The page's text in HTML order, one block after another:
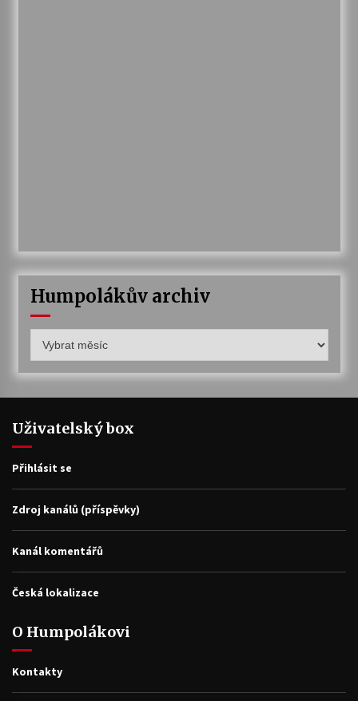
Humpolákův archiv
archiv
Uživatelský box
Přihlásit se
Zdroj kanálů (příspěvky)
Kanál komentářů
Česká lokalizace
O Humpolákovi
Kontakty